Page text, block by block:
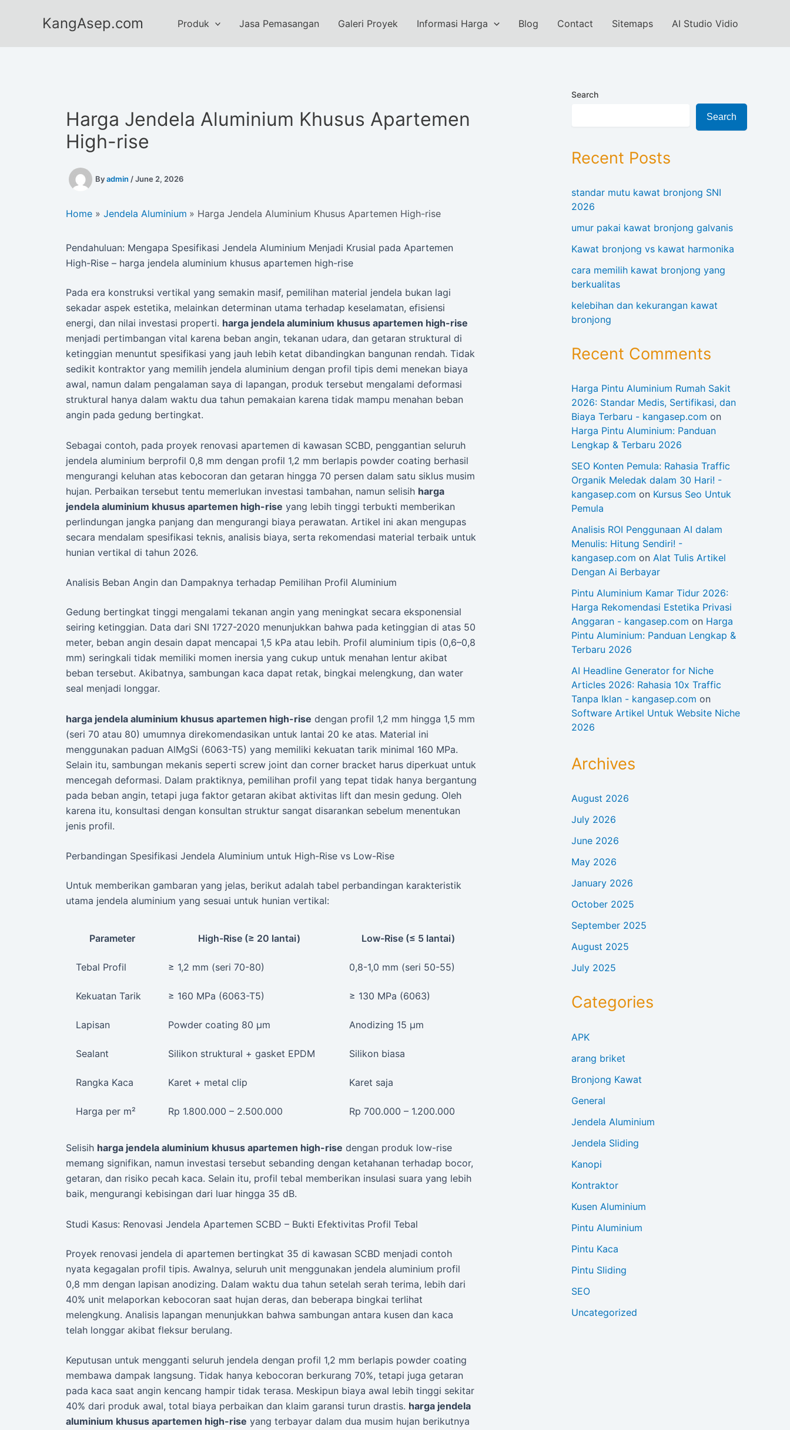
KangAsep.com Produk Jasa Pemasangan Galeri Proyek Informasi Harga Blog Contact Sitemaps AI Studio Vidio
Harga Jendela Aluminium Khusus Apartemen
High-rise
Byadmin /June 2, 2026
Home Jendela Aluminium Harga Jendela Aluminium Khusus Apartemen High-rise
Pendahuluan: Mengapa Spesifikasi Jendela Aluminium Menjadi Krusial pada Apartemen
High-Rise – harga jendela aluminium khusus apartemen high-rise
Pada era konstruksi vertikal yang semakin masif, pemilihan material jendela bukan lagi
sekadar aspek estetika, melainkan determinan utama terhadap keselamatan, efisiensi
energi, dan nilai investasi properti. harga jendela aluminium khusus apartemen high-rise
menjadi pertimbangan vital karena beban angin, tekanan udara, dan getaran struktural di
ketinggian menuntut spesifikasi yang jauh lebih ketat dibandingkan bangunan rendah. Tidak
sedikit kontraktor yang memilih jendela aluminium dengan profil tipis demi menekan biaya
awal, namun dalam pengalaman saya di lapangan, produk tersebut mengalami deformasi
struktural hanya dalam waktu dua tahun pemakaian karena tidak mampu menahan beban
angin pada gedung bertingkat.
Sebagai contoh, pada proyek renovasi apartemen di kawasan SCBD, penggantian seluruh
jendela aluminium berprofil 0,8 mm dengan profil 1,2 mm berlapis powder coating berhasil
mengurangi keluhan atas kebocoran dan getaran hingga 70 persen dalam satu siklus musim
hujan. Perbaikan tersebut tentu memerlukan investasi tambahan, namun selisih harga
jendela aluminium khusus apartemen high-rise yang lebih tinggi terbukti memberikan
perlindungan jangka panjang dan mengurangi biaya perawatan. Artikel ini akan mengupas
secara mendalam spesifikasi teknis, analisis biaya, serta rekomendasi material terbaik untuk
hunian vertikal di tahun 2026.
Analisis Beban Angin dan Dampaknya terhadap Pemilihan Profil Aluminium
Gedung bertingkat tinggi mengalami tekanan angin yang meningkat secara eksponensial
seiring ketinggian. Data dari SNI 1727-2020 menunjukkan bahwa pada ketinggian di atas 50
meter, beban angin desain dapat mencapai 1,5 kPa atau lebih. Profil aluminium tipis (0,6–0,8
mm) seringkali tidak memiliki momen inersia yang cukup untuk menahan lentur akibat
beban tersebut. Akibatnya, sambungan kaca dapat retak, bingkai melengkung, dan water
seal menjadi longgar.
harga jendela aluminium khusus apartemen high-rise dengan profil 1,2 mm hingga 1,5 mm
(seri 70 atau 80) umumnya direkomendasikan untuk lantai 20 ke atas. Material ini
menggunakan paduan AlMgSi (6063-T5) yang memiliki kekuatan tarik minimal 160 MPa.
Selain itu, sambungan mekanis seperti screw joint dan corner bracket harus diperkuat untuk
mencegah deformasi. Dalam praktiknya, pemilihan profil yang tepat tidak hanya bergantung
pada beban angin, tetapi juga faktor getaran akibat aktivitas lift dan mesin gedung. Oleh
karena itu, konsultasi dengan konsultan struktur sangat disarankan sebelum menentukan
jenis profil.
Perbandingan Spesifikasi Jendela Aluminium untuk High-Rise vs Low-Rise
Untuk memberikan gambaran yang jelas, berikut adalah tabel perbandingan karakteristik
utama jendela aluminium yang sesuai untuk hunian vertikal:
Parameter High-Rise (≥ 20 lantai) Low-Rise (≤ 5 lantai)
Tebal Profil ≥ 1,2 mm (seri 70-80) 0,8-1,0 mm (seri 50-55)
Kekuatan Tarik ≥ 160 MPa (6063-T5) ≥ 130 MPa (6063)
Lapisan Powder coating 80 μm Anodizing 15 μm
Sealant Silikon struktural + gasket EPDM Silikon biasa
Rangka Kaca Karet + metal clip Karet saja
Harga per m² Rp 1.800.000 – 2.500.000 Rp 700.000 – 1.200.000
Selisih harga jendela aluminium khusus apartemen high-rise dengan produk low-rise
memang signifikan, namun investasi tersebut sebanding dengan ketahanan terhadap bocor,
getaran, dan risiko pecah kaca. Selain itu, profil tebal memberikan insulasi suara yang lebih
baik, mengurangi kebisingan dari luar hingga 35 dB.
Studi Kasus: Renovasi Jendela Apartemen SCBD – Bukti Efektivitas Profil Tebal
Proyek renovasi jendela di apartemen bertingkat 35 di kawasan SCBD menjadi contoh
nyata kegagalan profil tipis. Awalnya, seluruh unit menggunakan jendela aluminium profil
0,8 mm dengan lapisan anodizing. Dalam waktu dua tahun setelah serah terima, lebih dari
40% unit melaporkan kebocoran saat hujan deras, dan beberapa bingkai terlihat
melengkung. Analisis lapangan menunjukkan bahwa sambungan antara kusen dan kaca
telah longgar akibat fleksur berulang.
Keputusan untuk mengganti seluruh jendela dengan profil 1,2 mm berlapis powder coating
membawa dampak langsung. Tidak hanya kebocoran berkurang 70%, tetapi juga getaran
pada kaca saat angin kencang hampir tidak terasa. Meskipun biaya awal lebih tinggi sekitar
40% dari produk awal, total biaya perbaikan dan klaim garansi turun drastis. harga jendela
aluminium khusus apartemen high-rise yang terbayar dalam dua musim hujan berikutnya
Search
Search
Recent Posts
standar mutu kawat bronjong SNI
2026
umur pakai kawat bronjong galvanis
Kawat bronjong vs kawat harmonika
cara memilih kawat bronjong yang
berkualitas
kelebihan dan kekurangan kawat
bronjong
Recent Comments
Harga Pintu Aluminium Rumah Sakit
2026: Standar Medis, Sertifikasi, dan
Biaya Terbaru - kangasep.com on
Harga Pintu Aluminium: Panduan
Lengkap & Terbaru 2026
SEO Konten Pemula: Rahasia Traffic
Organik Meledak dalam 30 Hari! -
kangasep.com on Kursus Seo Untuk
Pemula
Analisis ROI Penggunaan AI dalam
Menulis: Hitung Sendiri! -
kangasep.com on Alat Tulis Artikel
Dengan Ai Berbayar
Pintu Aluminium Kamar Tidur 2026:
Harga Rekomendasi Estetika Privasi
Anggaran - kangasep.com on Harga
Pintu Aluminium: Panduan Lengkap &
Terbaru 2026
AI Headline Generator for Niche
Articles 2026: Rahasia 10x Traffic
Tanpa Iklan - kangasep.com on
Software Artikel Untuk Website Niche
2026
Archives
August 2026
July 2026
June 2026
May 2026
January 2026
October 2025
September 2025
August 2025
July 2025
Categories
APK
arang briket
Bronjong Kawat
General
Jendela Aluminium
Jendela Sliding
Kanopi
Kontraktor
Kusen Aluminium
Pintu Aluminium
Pintu Kaca
Pintu Sliding
SEO
Uncategorized